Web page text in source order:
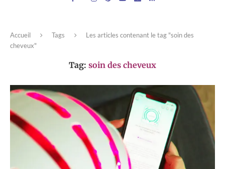
Accueil Tags
Les articles contenant le tag "soin des
cheveux"
Tag: soin des cheveux